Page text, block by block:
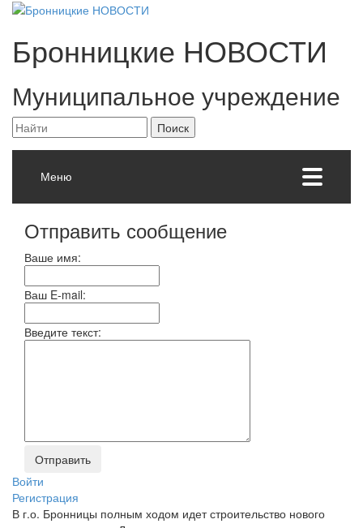
Бронницкие НОВОСТИ
Муниципальное учреждение
Меню
Отправить сообщение
Ваше имя:
Ваш E-mail:
Введите текст:
Войти
Регистрация
В г.о. Бронницы полным ходом идет строительство нового